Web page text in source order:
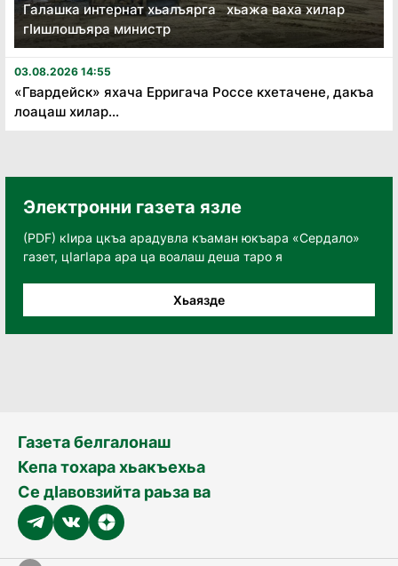
Галашка интернат хьалъярга хьажа ваха хилар
гӏишлошъяра министр
03.08.2026 14:55
«Гвардейск» яхача Ерригача Россе кхетачене, дакъа
лоацаш хилар...
Электронни газета язле
(PDF) кӀира цкъа арадувла къаман юкъара «Сердало»
газет, цӀагӀара ара ца воалаш деша таро я
Хьаязде
Газета белгалонаш
Кепа тохара хьакъехьа
Се дӀавовзийта раьза ва